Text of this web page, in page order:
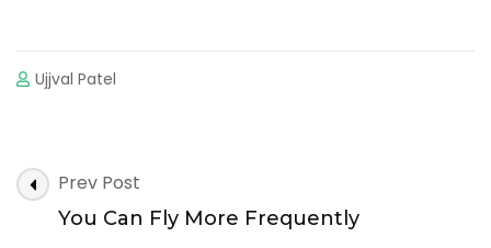
Ujjval Patel
Post
Navigation
Prev Post
You Can Fly More Frequently